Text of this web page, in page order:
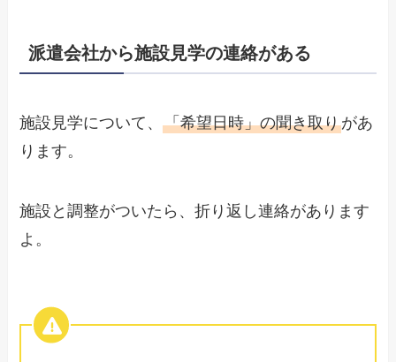
派遣会社から施設見学の連絡がある
施設見学について、「希望日時」の聞き取りがあ
ります。
施設と調整がついたら、折り返し連絡があります
よ。